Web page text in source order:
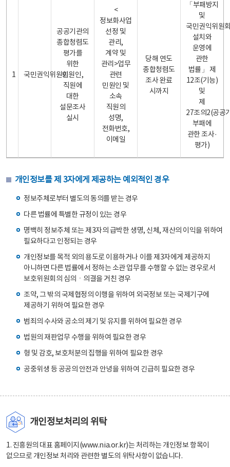
1 국민권익위원회
공공기관의
종합청렴도
평가를
위한
민원인,
직원에
대한
설문조사
실시
<
정보화사업
선정 및
관리,
계약 및
관리>업무
관련
민원인 및
소속
직원의
성명,
전화번호,
이메일
당해 연도
종합청렴도
조사 완료
시까지
「부패방지
및
국민권익위원
설치와
운영에
관한
법률」 제
12조(기능)
및
제
27조의2(공공
부패에
관한 조사·
평가)
개인정보를 제 3자에게 제공하는 예외적인 경우
정보주체로부터 별도의 동의를 받는 경우
다른 법률에 특별한 규정이 있는 경우
명백히 정보주체 또는 제3자의 급박한 생명, 신체, 재산의 이익을 위하여
필요하다고 인정되는 경우
개인정보를 목적 외의 용도로 이용하거나 이를 제3자에게 제공하지
아니하면 다른 법률에서 정하는 소관 업무를 수행할 수 없는 경우로서
보호위원회의 심의ㆍ의결을 거친 경우
조약, 그 밖의 국제협정의 이행을 위하여 외국정보 또는 국제기구에
제공하기 위하여 필요한 경우
범죄의 수사와 공소의 제기 및 유지를 위하여 필요한 경우
법원의 재판업무 수행을 위하여 필요한 경우
형 및 감호, 보호처분의 집행을 위하여 필요한 경우
공중위생 등 공공의 안전과 안녕을 위하여 긴급히 필요한 경우
개인정보처리의 위탁
1. 진흥원의 대표 홈페이지(www.nia.or.kr)는 처리하는 개인정보 항목이
없으므로 개인정보 처리와 관련한 별도의 위탁사항이 없습니다.